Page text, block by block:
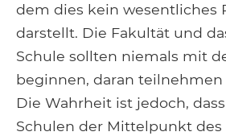
dem dies kein wesentliches
darstellt. Die Fakultät und
Schule sollten niemals mit
beginnen, daran teilnehmen
Die Wahrheit ist jedoch,
Schulen der Mittelpunkt des